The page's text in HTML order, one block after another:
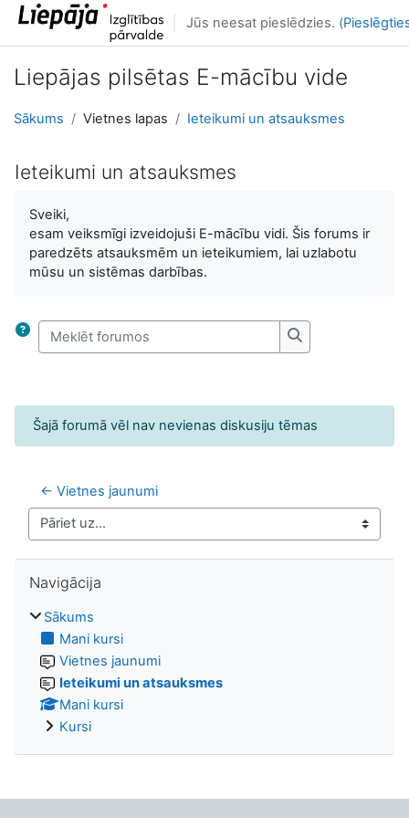
Atvērt galveno saturu
Jūs neesat pieslēdzies. (
Liepājas pilsētas E-mācību vide
Sākums Vietnes lapas Ieteikumi un atsauksmes
Ieteikumi un atsauksmes
Sveiki,
esam veiksmīgi izveidojuši E-mācību vidi. Šis forums ir
paredzēts atsauksmēm un ieteikumiem, lai uzlabotu
mūsu un sistēmas darbības.
Meklēt forumos
Meklēt forumos
Šajā forumā vēl nav nevienas diskusiju tēmas
← Vietnes jaunumi
Pāriet uz...
Navigācija
Sākums
Mani kursi
Vietnes jaunumi
Ieteikumi un atsauksmes
Mani kursi
Kursi